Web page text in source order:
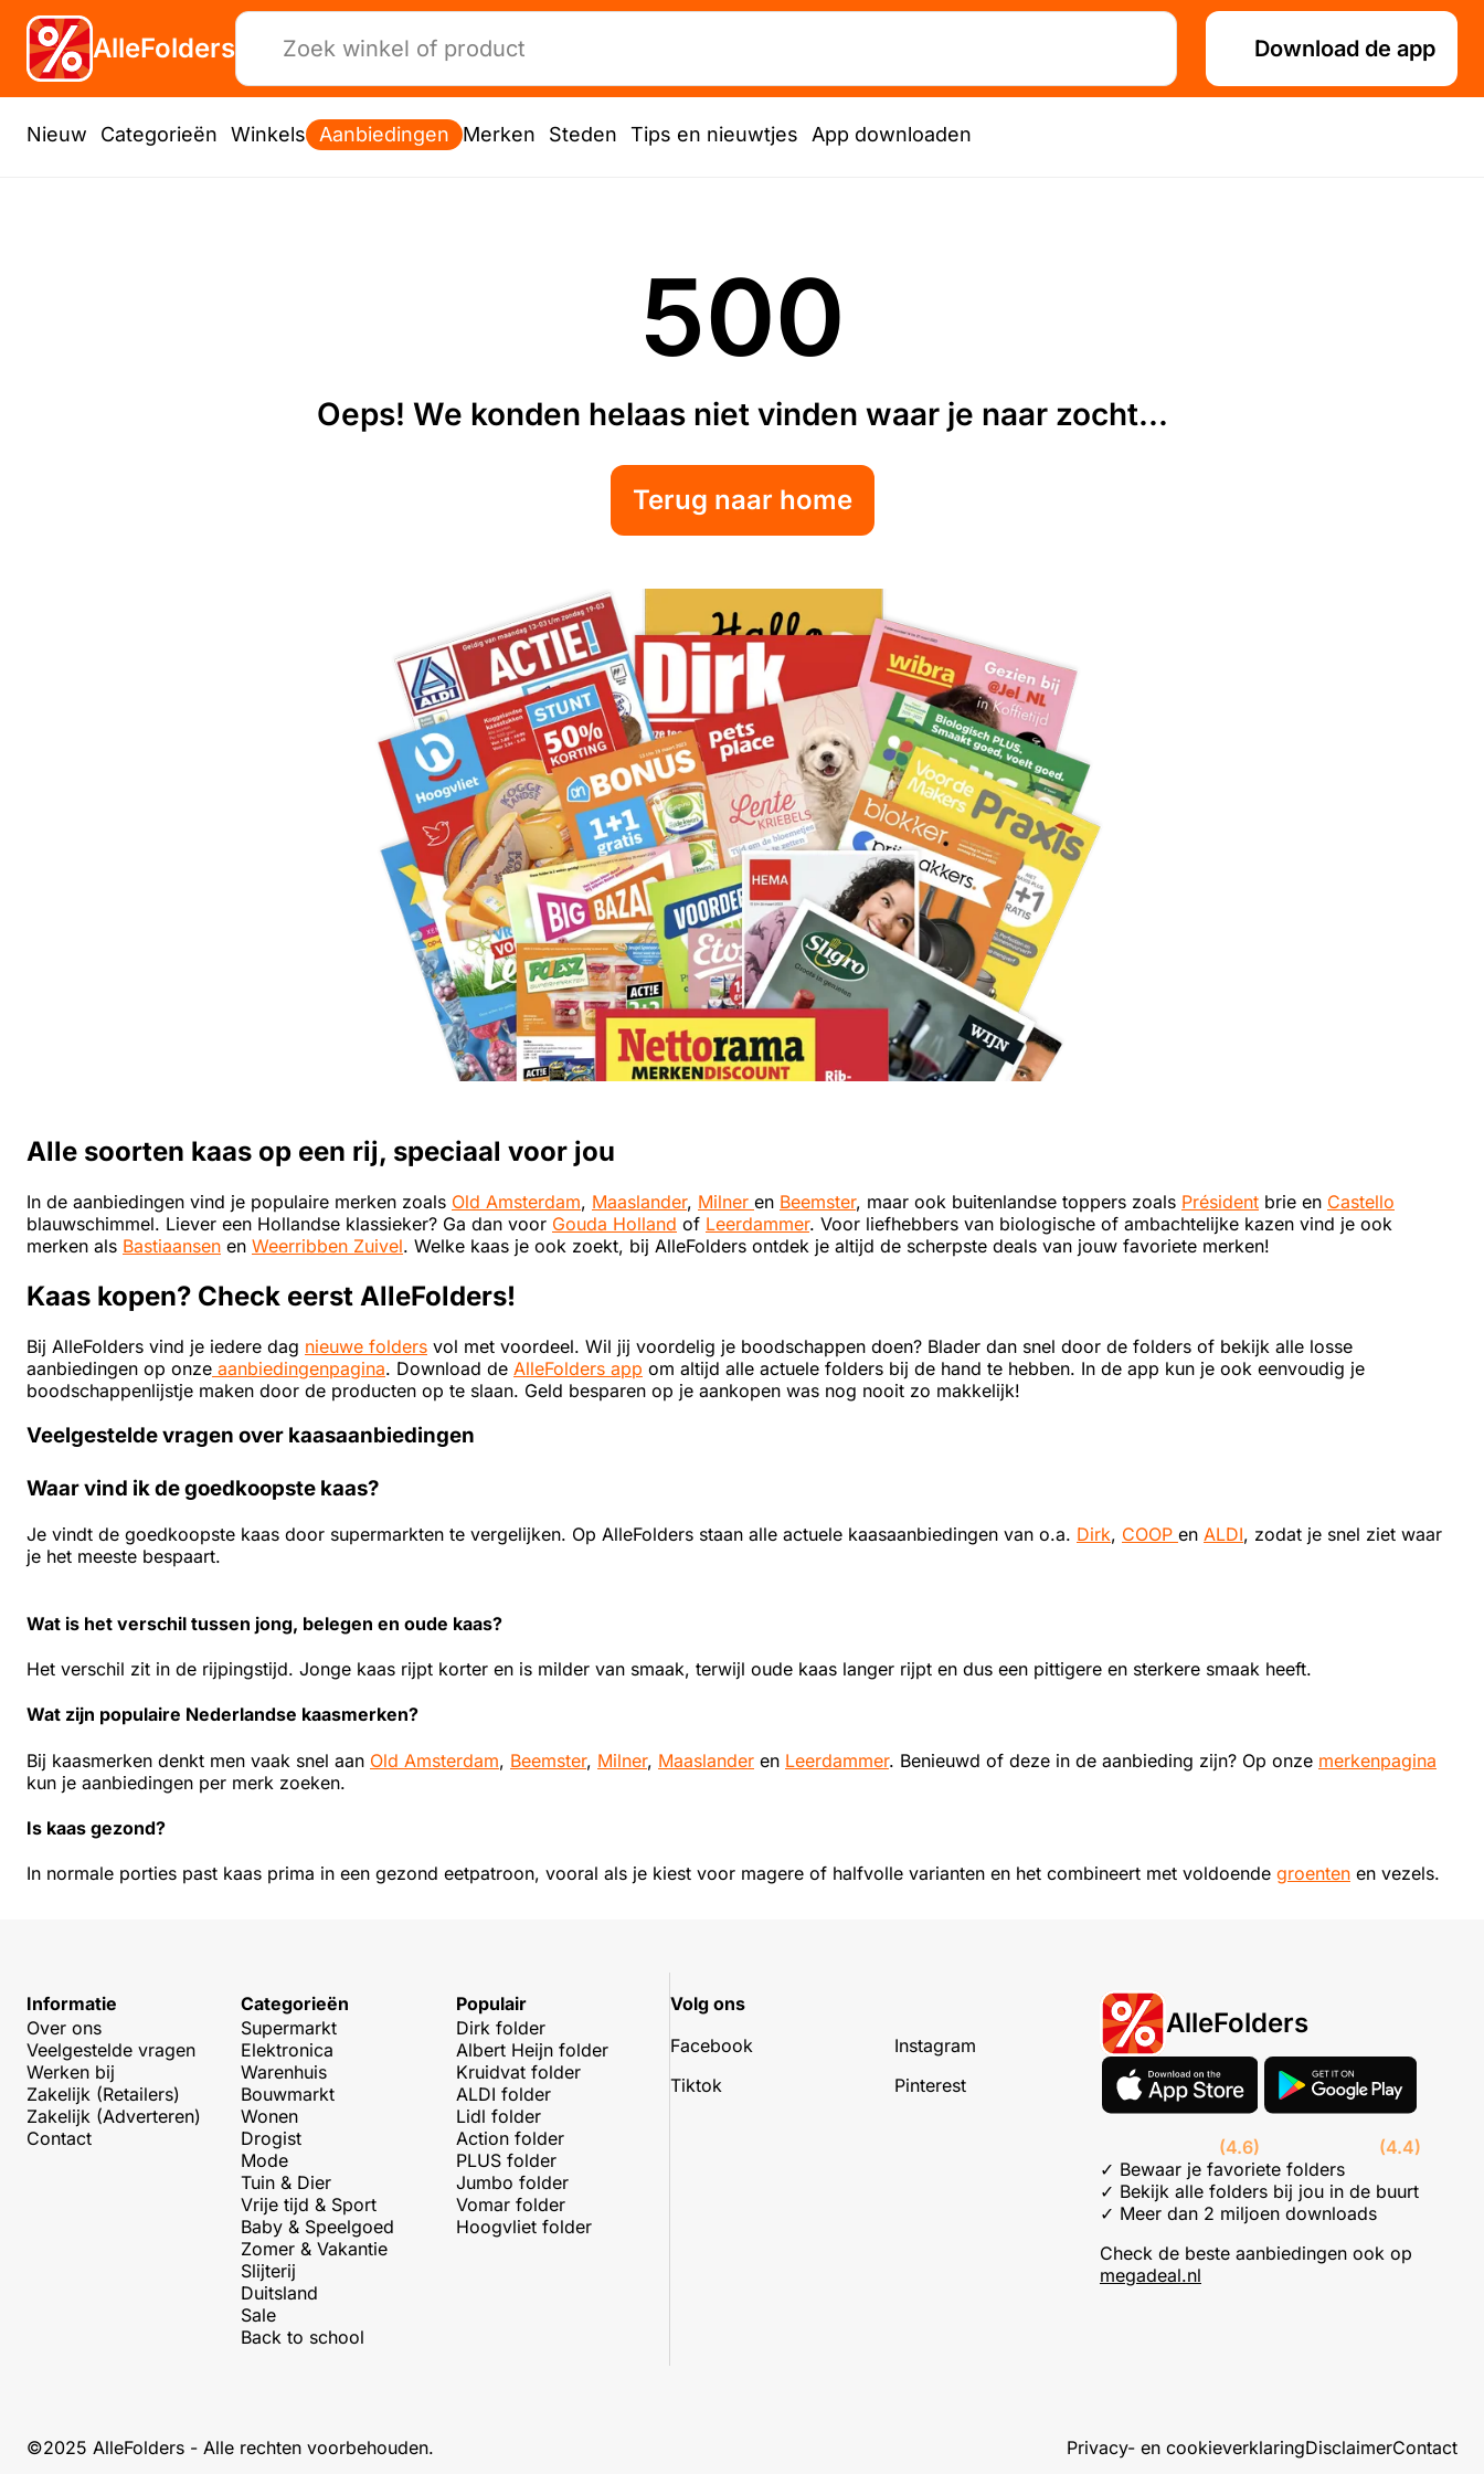
AlleFolders Download de app
Nieuw Categorieën Winkels Aanbiedingen Merken Steden Tips en nieuwtjes App downloaden
500
Oeps! We konden helaas niet vinden waar je naar zocht...
Terug naar home
Alle soorten kaas op een rij, speciaal voor jou
In de aanbiedingen vind je populaire merken zoals Old Amsterdam, Maaslander, Milner en Beemster, maar ook buitenlandse toppers zoals Président brie en Castello
blauwschimmel. Liever een Hollandse klassieker? Ga dan voor Gouda Holland of Leerdammer. Voor liefhebbers van biologische of ambachtelijke kazen vind je ook
merken als Bastiaansen en Weerribben Zuivel. Welke kaas je ook zoekt, bij AlleFolders ontdek je altijd de scherpste deals van jouw favoriete merken!
Kaas kopen? Check eerst AlleFolders!
Bij AlleFolders vind je iedere dag nieuwe folders vol met voordeel. Wil jij voordelig je boodschappen doen? Blader dan snel door de folders of bekijk alle losse
aanbiedingen op onze aanbiedingenpagina. Download de AlleFolders app om altijd alle actuele folders bij de hand te hebben. In de app kun je ook eenvoudig je
boodschappenlijstje maken door de producten op te slaan. Geld besparen op je aankopen was nog nooit zo makkelijk!
Veelgestelde vragen over kaasaanbiedingen
Waar vind ik de goedkoopste kaas?
Je vindt de goedkoopste kaas door supermarkten te vergelijken. Op AlleFolders staan alle actuele kaasaanbiedingen van o.a. Dirk, COOP en ALDI, zodat je snel ziet waar
je het meeste bespaart.
Wat is het verschil tussen jong, belegen en oude kaas?
Het verschil zit in de rijpingstijd. Jonge kaas rijpt korter en is milder van smaak, terwijl oude kaas langer rijpt en dus een pittigere en sterkere smaak heeft.
Wat zijn populaire Nederlandse kaasmerken?
Bij kaasmerken denkt men vaak snel aan Old Amsterdam, Beemster, Milner, Maaslander en Leerdammer. Benieuwd of deze in de aanbieding zijn? Op onze merkenpagina
kun je aanbiedingen per merk zoeken.
Is kaas gezond?
In normale porties past kaas prima in een gezond eetpatroon, vooral als je kiest voor magere of halfvolle varianten en het combineert met voldoende groenten en vezels.
Informatie
Over ons
Veelgestelde vragen
Werken bij
Zakelijk (Retailers)
Zakelijk (Adverteren)
Contact
Categorieën
Supermarkt
Elektronica
Warenhuis
Bouwmarkt
Wonen
Drogist
Mode
Tuin & Dier
Vrije tijd & Sport
Baby & Speelgoed
Zomer & Vakantie
Slijterij
Duitsland
Sale
Back to school
Populair
Dirk folder
Albert Heijn folder
Kruidvat folder
ALDI folder
Lidl folder
Action folder
PLUS folder
Jumbo folder
Vomar folder
Hoogvliet folder
Volg ons
Facebook
Instagram
Tiktok
Pinterest
AlleFolders
(4.6)
(4.4)
✓ Bewaar je favoriete folders
✓ Bekijk alle folders bij jou in de buurt
✓ Meer dan 2 miljoen downloads
Check de beste aanbiedingen ook op
megadeal.nl
©2025 AlleFolders - Alle rechten voorbehouden. Privacy- en cookieverklaringDisclaimerContact